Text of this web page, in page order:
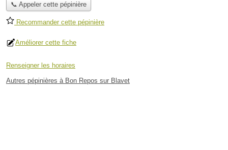
📞 Appeler cette pépinière
Recommander cette pépinière
Améliorer cette fiche
Renseigner les horaires
Autres pépinières à Bon Repos sur Blavet